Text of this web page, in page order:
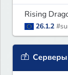
Rising
26.1.2
Серверы